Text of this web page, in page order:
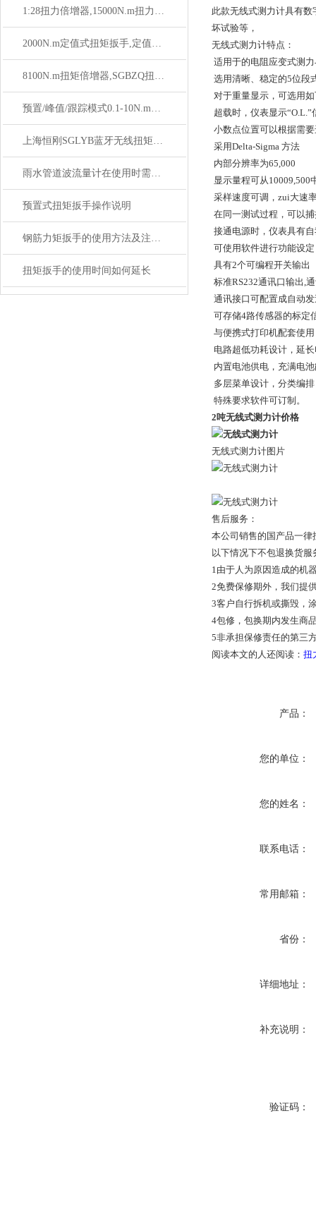
1:28扭力倍增器,15000N.m扭力扳手倍增器厂家
2000N.m定值式扭矩扳手,定值刻度式扭矩装配扳手SGTG
8100N.m扭矩倍增器,SGBZQ扭矩扳手倍增器传动比1：25
预置/峰值/跟踪模式0.1-10N.m数显扭矩扳手
上海恒刚SGLYB蓝牙无线扭矩扳手使用前关键注意事项
雨水管道波流量计在使用时需注意的事项
预置式扭矩扳手操作说明
钢筋力矩扳手的使用方法及注意事项
扭矩扳手的使用时间如何延长
此款无线式测力计具有
坏试验等，
无线式测力计特点：
适用于的电阻应变式测
选用清晰、稳定的5位段
对于重量显示，可选用
超载时，仪表显示“O.L.”
小数点位置可以根据需
采用Delta-Sigma 方法
内部分辨率为65,000
显示量程可从10009,500
采样速度可调，zui大速
在同一测试过程，可以
接通电源时，仪表具有
可使用软件进行功能设定
具有2个可编程开关输出
标准RS232通讯口输出,
通讯接口可配置成自动
可存储4路传感器的标定
与便携式打印机配套使
电路超低功耗设计，延
内置电池供电，充满电
多层菜单设计，分类编
特殊要求软件可订制。
2吨无线式测力计价格
无线式测力计图片
售后服务：
本公司销售的国产品一
以下情况下不包退换货
1由于人为原因造成的机
2免费保修期外，我们提
3客户自行拆机或撕毁，
4包修，包换期内发生商
5非承担保修责任的第三
阅读本文的人还阅读： 扭
产品：
您的单位：
您的姓名：
联系电话：
常用邮箱：
省份：
详细地址：
补充说明：
验证码：